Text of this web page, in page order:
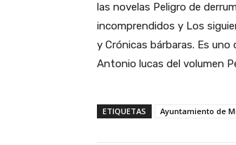
las novelas Peligro de
incomprendidos y Los
y Crónicas bárbaras. Es
Antonio lucas del volumen
ETIQUETAS Ayuntamiento de